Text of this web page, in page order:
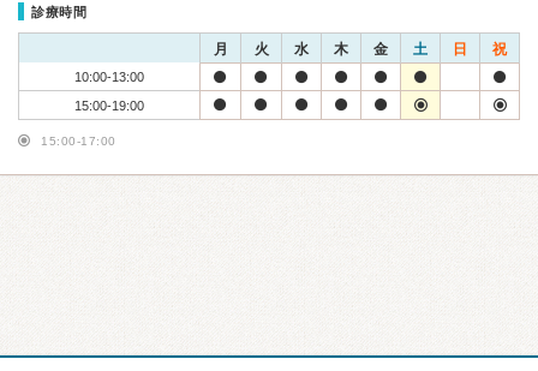
診療時間
月 火 水 木 金 土 日 祝
10:00-13:00
15:00-19:00
15:00-17:00